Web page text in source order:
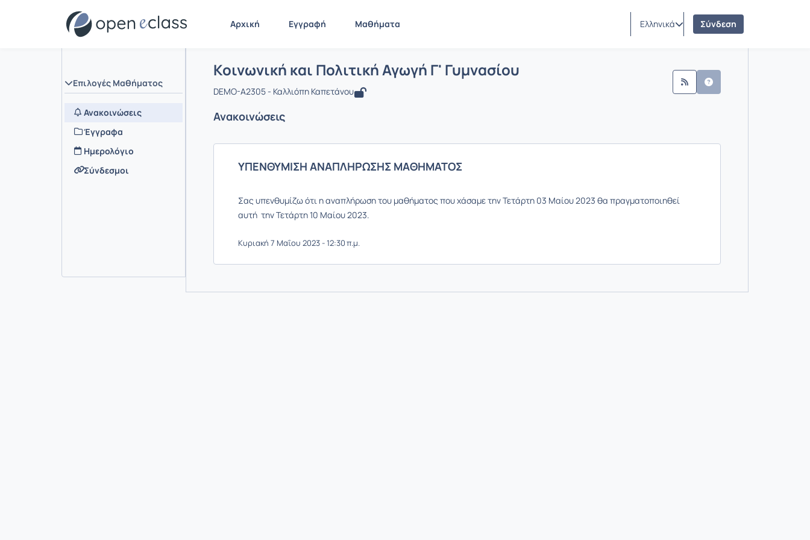
Αρχική Εγγραφή Μαθήματα Ελληνικά Σύνδεση
Επιλογές Μαθήματος
Ανακοινώσεις
Έγγραφα
Ημερολόγιο
Σύνδεσμοι
Μάθημα : Κοινωνική και Πολιτική Αγωγή Γ' Γυμνασίου
Κοινωνική και Πολιτική Αγωγή Γ' Γυμνασίου
DEMO-A2305 - Καλλιόπη Καπετάνου
Ανακοινώσεις
ΥΠΕΝΘΥΜΙΣΗ ΑΝΑΠΛΗΡΩΣΗΣ ΜΑΘΗΜΑΤΟΣ
Σας υπενθυμίζω ότι η αναπλήρωση του μαθήματος που χάσαμε την Τετάρτη 03 Μαίου 2023 θα πραγματοποιηθεί
αυτή την Τετάρτη 10 Μαίου 2023.
Κυριακή 7 Μαΐου 2023 - 12:30 π.μ.